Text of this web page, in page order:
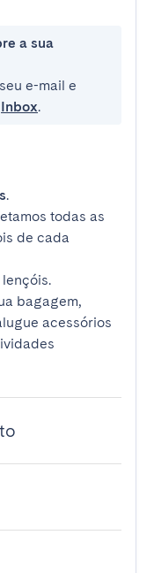
a sua
e-mail e
Inbox.
.
todas as
de cada
lençóis.
bagagem,
acessórios